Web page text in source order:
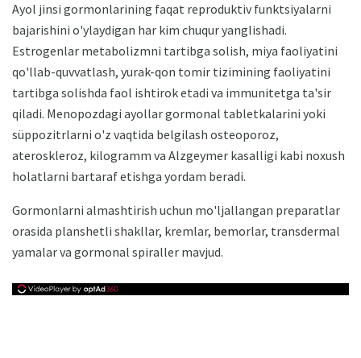
Ayol jinsi gormonlarining faqat reproduktiv funktsiyalarni
bajarishini o'ylaydigan har kim chuqur yanglishadi.
Estrogenlar metabolizmni tartibga solish, miya faoliyatini
qo'llab-quvvatlash, yurak-qon tomir tizimining faoliyatini
tartibga solishda faol ishtirok etadi va immunitetga ta'sir
qiladi. Menopozdagi ayollar gormonal tabletkalarini yoki
süppozitrlarni o'z vaqtida belgilash osteoporoz,
ateroskleroz, kilogramm va Alzgeymer kasalligi kabi noxush
holatlarni bartaraf etishga yordam beradi.
Gormonlarni almashtirish uchun mo'ljallangan preparatlar
orasida planshetli shakllar, kremlar, bemorlar, transdermal
yamalar va gormonal spiraller mavjud.